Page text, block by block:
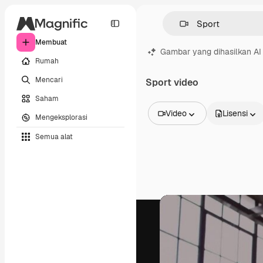
Membuat
Rumah
Mencari
Saham
Mengeksplorasi
Semua alat
Gambar yang dihasilkan AI
Sport video
Video
Video
Rekaman
Grafik gerak
Templat video
Model 3D
Lisensi